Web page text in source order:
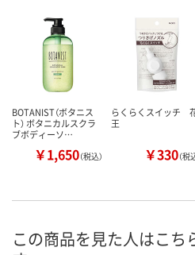
BOTANIST（ボタニス
ト） ボタニカルスクラ
ブボディーソ…
￥1,650（税込）
らくらくスイッチ
王
￥330（税
この商品を見た人はこち